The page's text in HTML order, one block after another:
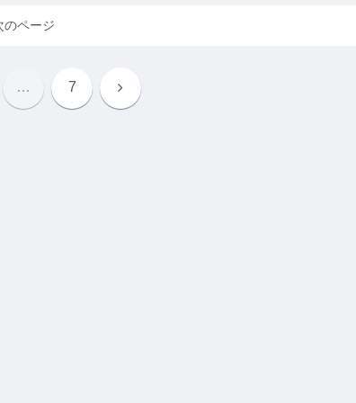
のページ
… 7 次